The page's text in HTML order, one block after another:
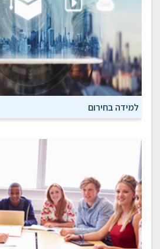
למידה בחירום